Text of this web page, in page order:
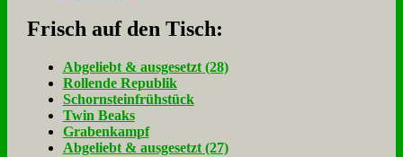
Frisch auf den Tisch:
Ab­ge­liebt & aus­ge­setzt (28)
Rol­len­de Re­pu­blik
Schorn­stein­früh­stück
Twin Beaks
Gra­ben­kampf
Ab­ge­liebt & aus­ge­setzt (27)